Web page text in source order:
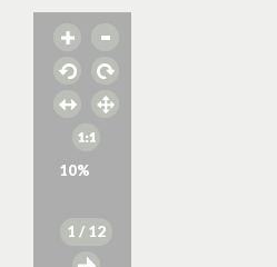
10%
1 / 12